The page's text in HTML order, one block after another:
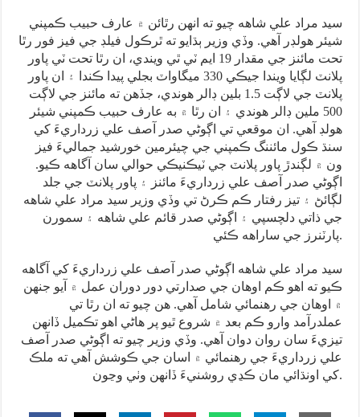
سيد مراد علي شاهه چيو ته انهن رٿائن ۾ عارف حبيب ڪمپني
شيئر هولڊر آهي. وڏي وزير ٻڌايو ته ٿرڪول فيلڊ جي فيز فور رٿا
تحت مائنز جي مقدار 19 ايم ٽي ٿي ويندي، ان رٿا تحت ٽي پاور
پلانٽ لڳايا ويندا جيڪي 330 ميگاواٽ بجلي پيدا ڪندا ۽ ان پاور
پلانٽ جي لاڳت 1.5 بلين ڊالر هوندي، جڏهن ته مائنز جي لاڳت
500 ملين ڊالر هوندي ۽ ان رٿا ۾ به عارف حبيب ڪمپني شيئر
هولڊ آهي. ان موقعي تي اڳوڻي صدر آصف علي زرداريءَ کي
سنڌ ڪول مائننگ ڪمپني جي چيئرمين خورشيد جماليءَ فيز
ون ۾ لڳندڙ پاور پلانٽ جي ٽيڪنيڪي حوالي سان آگاهه ڪيو.
اڳوڻي صدر آصف علي زرداريءَ مائنز ۽ پاور پلانٽ جي جلد
لڳائڻ ۽ تيز رفتار ڪم ڪرڻ تي وڏي وزير سيد مراد علي شاهه
جي ذاتي دلچسپي ۽ اڳوڻي صدر قائم علي شاهه ۽ سمورن
پارٽنرز جي ساراهه ڪئي.
سيد مراد علي شاهه اڳوڻي صدر آصف علي زرداريءَ کي آگاهه
ڪيو ته اهو ڪم اوهان جي صدارتي دور دوران عمل ۾ آيو جنهن
۾ اوهان جي رهنمائي شامل آهي. هن چيو ته ان رٿا تي
عملدرآمد وارو ڪم بعد ۾ شروع ٿيو پر هاڻي اهو تڪميل ڏانهن
تيزيءَ سان روان دوان آهي. وڏي وزير چيو ته اڳوڻي صدر آصف
علي زرداريءَ جي رهنمائي ۾ اسان جي ڪوشش آهي ته ملڪ
کي اونڌائي مان ڪڍي روشنيءَ ڏانهن وٺي وڃون.